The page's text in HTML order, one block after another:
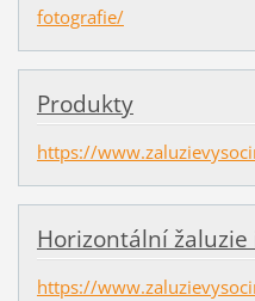
fotografie/
Produkty
https://
Horizontální
https://